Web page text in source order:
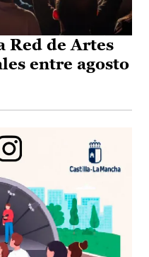
Red de Artes
entre agosto